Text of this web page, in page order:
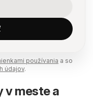
používania a so
údajov.
v meste a